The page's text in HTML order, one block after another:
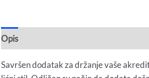
Opis
Savršen dodatak za držanje vaše